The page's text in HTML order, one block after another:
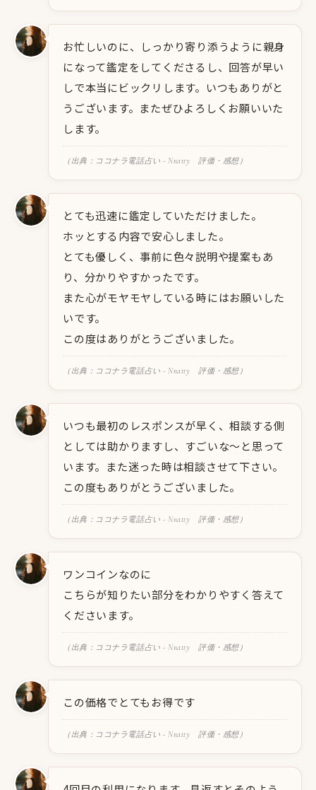
お忙しいのに、しっかり寄り添うように親身
になって鑑定をしてくださるし、回答が早い
しで本当にビックリします。いつもありがと
うございます。またぜひよろしくお願いいた
します。
（出典：ココナラ電話占い - Nnatty 評価・感想）
とても迅速に鑑定していただけました。
ホッとする内容で安心しました。
とても優しく、事前に色々説明や提案もあ
り、分かりやすかったです。
また心がモヤモヤしている時にはお願いした
いです。
この度はありがとうございました。
（出典：ココナラ電話占い - Nnatty 評価・感想）
いつも最初のレスポンスが早く、相談する側
としては助かりますし、すごいな〜と思って
います。また迷った時は相談させて下さい。
この度もありがとうございました。
（出典：ココナラ電話占い - Nnatty 評価・感想）
ワンコインなのに
こちらが知りたい部分をわかりやすく答えて
くださいます。
（出典：ココナラ電話占い - Nnatty 評価・感想）
この価格でとてもお得です
（出典：ココナラ電話占い - Nnatty 評価・感想）